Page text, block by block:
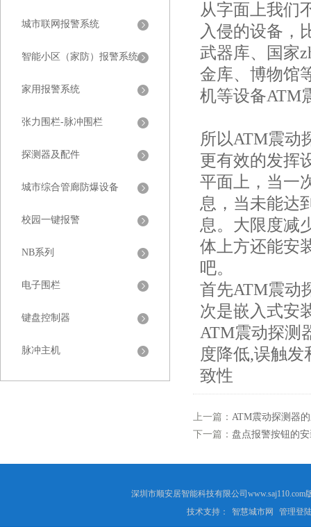
城市联网报警系统
智能小区（家防）报警系统
家用报警系统
张力围栏-脉冲围栏
探测器及配件
城市综合管廊防爆设备
校园一键报警
NB系列
电子围栏
键盘控制器
脉冲主机
从字面上我们
入侵的设备，
武器库、国家
金库、博物馆
机等设备ATM
所以ATM震动
更有效的发挥
平面上，当一
息，当未能达
息。大限度减
体上方还能安
吧。
首先ATM震动
次是嵌入式安
ATM震动探测
度降低,误触
致性
上一篇： ATM震动探测器
下一篇： 盘点报警按钮的
深圳市顺安居智能科技有限公司
技术支持：
智慧城市网 管理登